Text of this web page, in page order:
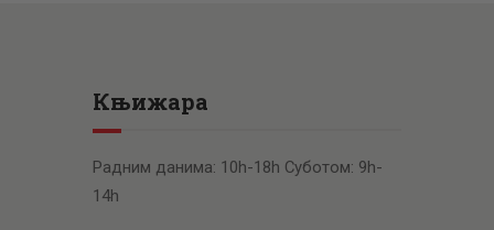
Књижара
Радним данима: 10h-18h Суботом: 9h-
14h